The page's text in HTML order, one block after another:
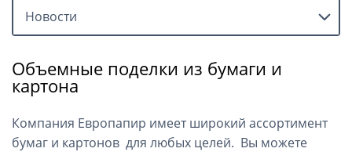
Новости
Объемные поделки из бумаги и
картона
Компания Европапир имеет широкий ассортимент
бумаг и картонов для любых целей. Вы можете